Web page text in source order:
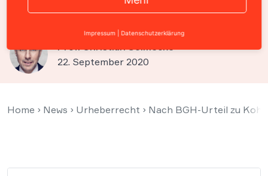
vor BVerfG?
Prof. Christian Solmecke
22. September 2020
Home › News › Urheberrecht › Nach BGH-Urteil zu
Impressum Datenschutzerklärung